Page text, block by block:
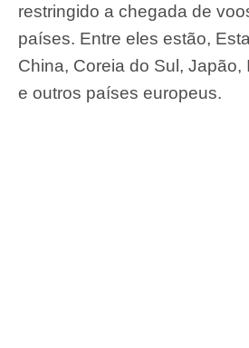
restringido a chegada de
países. Entre eles estão,
China, Coreia do Sul, Japão,
e outros países europeus.